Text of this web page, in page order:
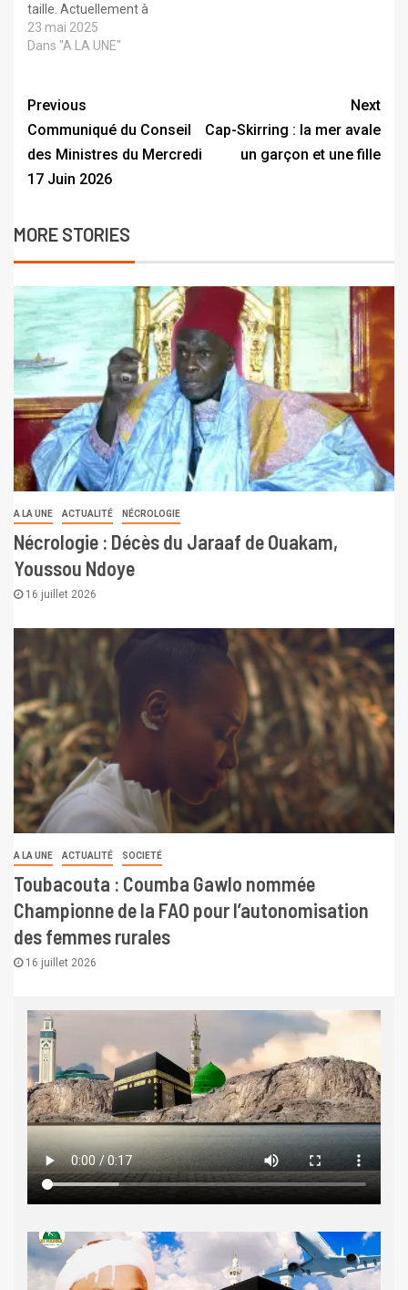
taille. Actuellement à
Dubaï pour peaufiner sa
préparation, le “Foudre de
d’entraînement . Selon
recueillies, Reug Reug
souffrirait d’une double
blessure aux…
23 mai 2025
Dans "A LA UNE"
Previous
Communiqué du Conseil
des Ministres du Mercredi
17 Juin 2026
Next
Cap-Skirring : la mer avale
un garçon et une fille
MORE STORIES
A LA UNE ACTUALITÉ NÉCROLOGIE
Nécrologie : Décès du Jaraaf de Ouakam,
Youssou Ndoye
16 juillet 2026
A LA UNE ACTUALITÉ SOCIETÉ
Toubacouta : Coumba Gawlo nommée
Championne de la FAO pour l’autonomisation
des femmes rurales
16 juillet 2026